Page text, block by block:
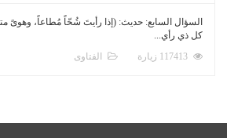
السؤال السابع: حديث: (إذا رأيتَ شُحّاً مُطاعاً، وهوىً
كل ذي رأي...
الفتاوى